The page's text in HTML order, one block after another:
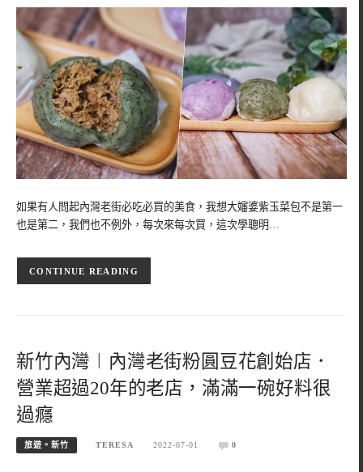
如果有人問起內灣老街必吃必買的美食，我想大嬸婆紫玉菜包不是第一
也是第二，我們也不例外，每次來每次買，這次學聰明…
CONTINUE READING
新竹內灣︱內灣老街粉圓豆花創始店．
營業超過20年的老店，滿滿一碗好料很
過癮
旅遊。新竹 TERESA 2022-07-01 0